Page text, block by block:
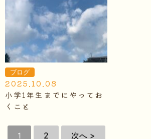
ブログ
2025.10.08
小学1年生までにやってお
くこと
1 2 次へ >